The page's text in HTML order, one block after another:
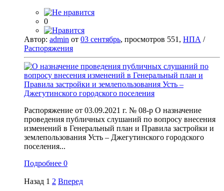
0
Автор: admin от 03 сентябрь, просмотров 551, НПА /
Распоряжения
Распоряжение от 03.09.2021 г. № 08-р О назначение
проведения публичных слушаний по вопросу внесения
изменений в Генеральный план и Правила застройки и
землепользования Усть – Джегутинского городского
поселения...
Подробнее 0
Назад 1 2 Вперед